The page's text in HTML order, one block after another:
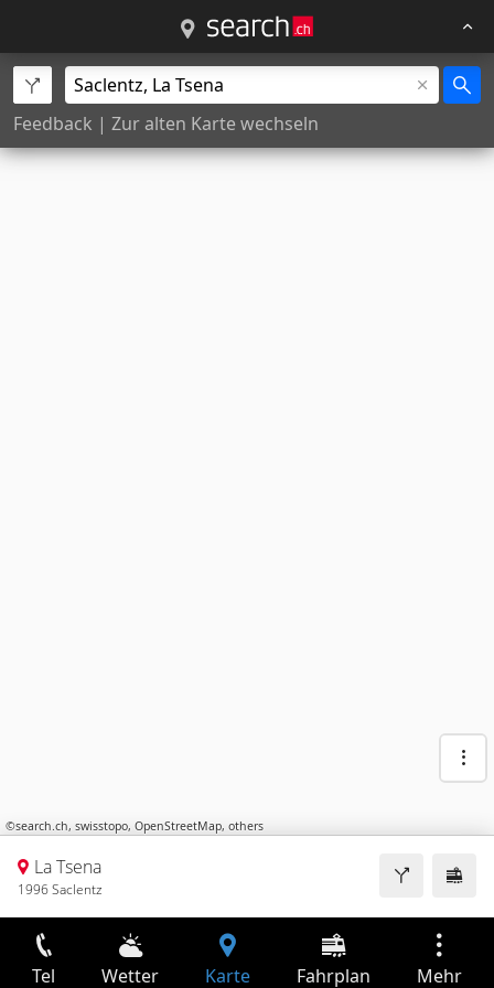
Feedback | Zur alten Karte wechseln
©search.ch, swisstopo, OpenStreetMap, others
La Tsena
1996 Saclentz
Tel Wetter Karte Fahrplan Mehr